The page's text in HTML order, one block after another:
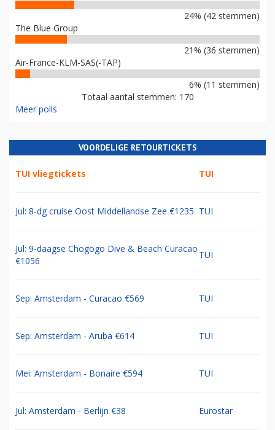
24% (42 stemmen)
The Blue Group
21% (36 stemmen)
Air-France-KLM-SAS(-TAP)
6% (11 stemmen)
Totaal aantal stemmen: 170
Meer polls
VOORDELIGE RETOURTICKETS
TUI vliegtickets TUI
Jul: 8-dg cruise Oost Middellandse Zee €1235 TUI
Jul: 9-daagse Chogogo Dive & Beach Curacao
€1056
TUI
Sep: Amsterdam - Curacao €569 TUI
Sep: Amsterdam - Aruba €614 TUI
Mei: Amsterdam - Bonaire €594 TUI
Jul: Amsterdam - Berlijn €38 Eurostar